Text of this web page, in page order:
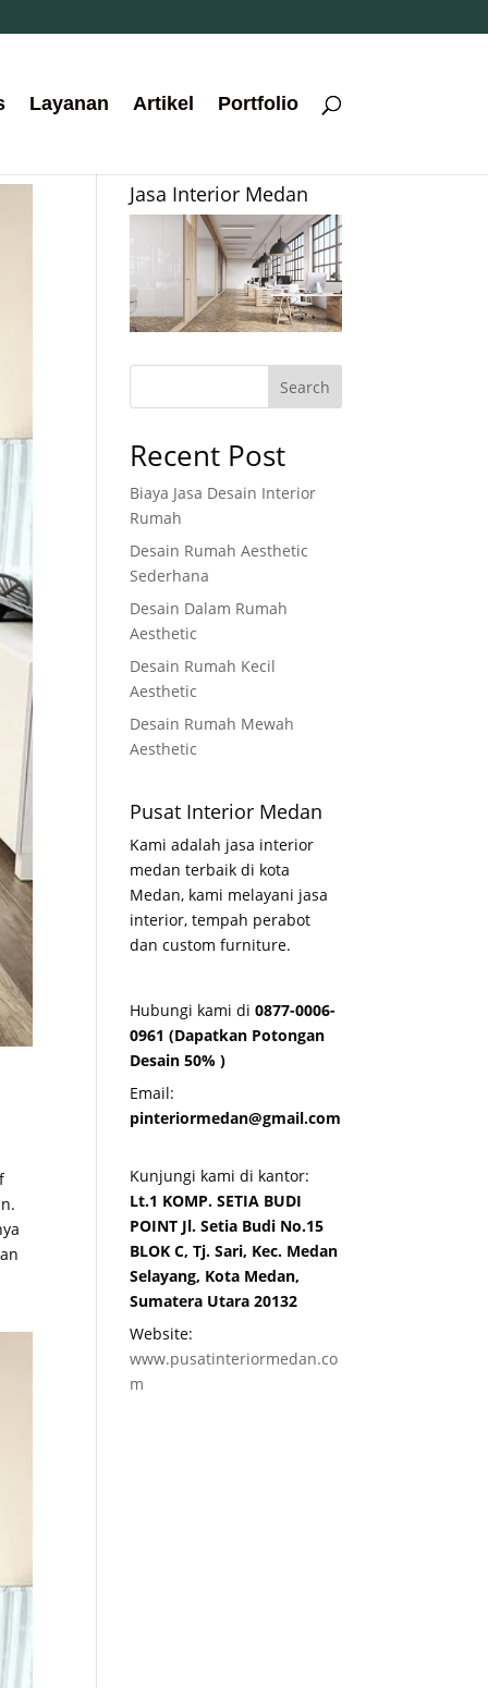
Layanan Artikel Portfolio
Jasa Interior Medan
Search
Recent Post
Biaya Jasa Desain Interior
Rumah
Desain Rumah Aesthetic
Sederhana
Desain Dalam Rumah
Aesthetic
Desain Rumah Kecil
Aesthetic
Desain Rumah Mewah
Aesthetic
Pusat Interior Medan
Kami adalah jasa interior
medan terbaik di kota
Medan, kami melayani jasa
interior, tempah perabot
dan custom furniture.
Hubungi kami di0877-0006-
0961 (Dapatkan Potongan
Desain 50% )
Email:
pinteriormedan@gmail.com
Kunjungi kami di kantor:
Lt.1 KOMP. SETIA BUDI
POINT Jl. Setia Budi No.15
BLOK C, Tj. Sari, Kec. Medan
Selayang, Kota Medan,
Sumatera Utara 20132
Website:
www.pusatinteriormedan.co
m